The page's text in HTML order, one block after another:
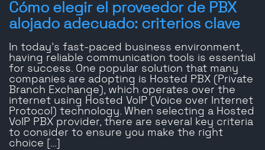
Cómo elegir el proveedor de PBX
alojado adecuado: criterios clave
In today’s fast-paced business environment,
having reliable communication tools is essential
for success. One popular solution that many
companies are adopting is Hosted PBX (Private
Branch Exchange), which operates over the
internet using Hosted VoIP (Voice over Internet
Protocol) technology. When selecting a Hosted
VoIP PBX provider, there are several key criteria
to consider to ensure you make the right
choice […]